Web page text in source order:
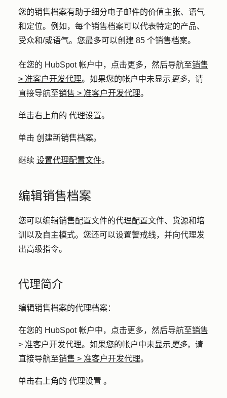
您的销售档案有助于细分电子邮件的价值主张、语气
和定位。例如，每个销售档案可以代表特定的产品、
受众和/或语气。您最多可以创建 85 个销售档案。
在您的 HubSpot 帐户中，点击更多，然后导航至销售
> 准客户开发代理。如果您的帐户中未显示 更多，请
直接导航至销售 > 准客户开发代理。
单击右上角的 代理设置。
单击 创建新销售档案。
继续 设置代理配置文件。
编辑销售档案
您可以编辑销售配置文件的代理配置文件、货源和培
训以及自主模式。您还可以设置警戒线，并向代理发
出高级指令。
代理简介
编辑销售档案的代理档案：
在您的 HubSpot 帐户中，点击更多，然后导航至销售
> 准客户开发代理。如果您的帐户中未显示 更多，请
直接导航至销售 > 准客户开发代理。
单击右上角的 代理设置 。